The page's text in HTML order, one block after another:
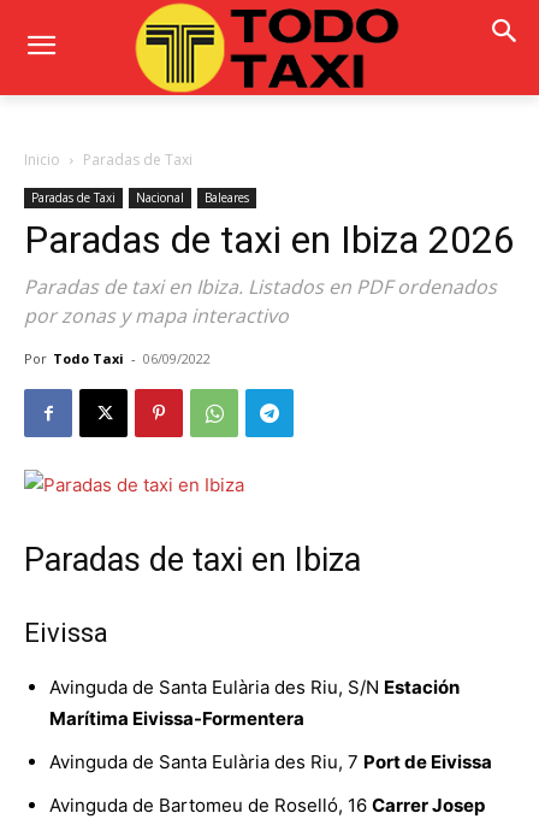
Inicio Paradas de Taxi
Paradas de Taxi Nacional Baleares
Paradas de taxi en Ibiza 2026
Paradas de taxi en Ibiza. Listados en PDF ordenados
por zonas y mapa interactivo
Por Todo Taxi - 06/09/2022
Paradas de taxi en Ibiza
Eivissa
Avinguda de Santa Eulària des Riu, S/N Estación
Marítima Eivissa-Formentera
Avinguda de Santa Eulària des Riu, 7 Port de Eivissa
Avinguda de Bartomeu de Roselló, 16 Carrer Josep